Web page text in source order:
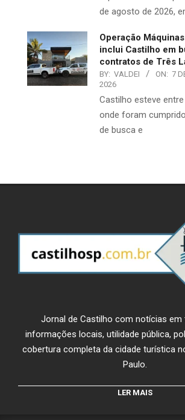
de agosto de 2026,
Operação
inclui Castilho em
contratos de Três
BY: VALDEI ON: 7
2026
Castilho esteve
onde foram
de busca e
Jornal de Castilho com notícias em
informações locais, utilidade pública,
cobertura completa da cidade turística
Paulo.
LER MAIS